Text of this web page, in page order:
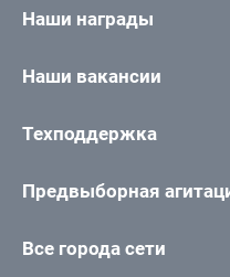
Наши награды
Наши вакансии
Техподдержка
Предвыборная
Все города сети